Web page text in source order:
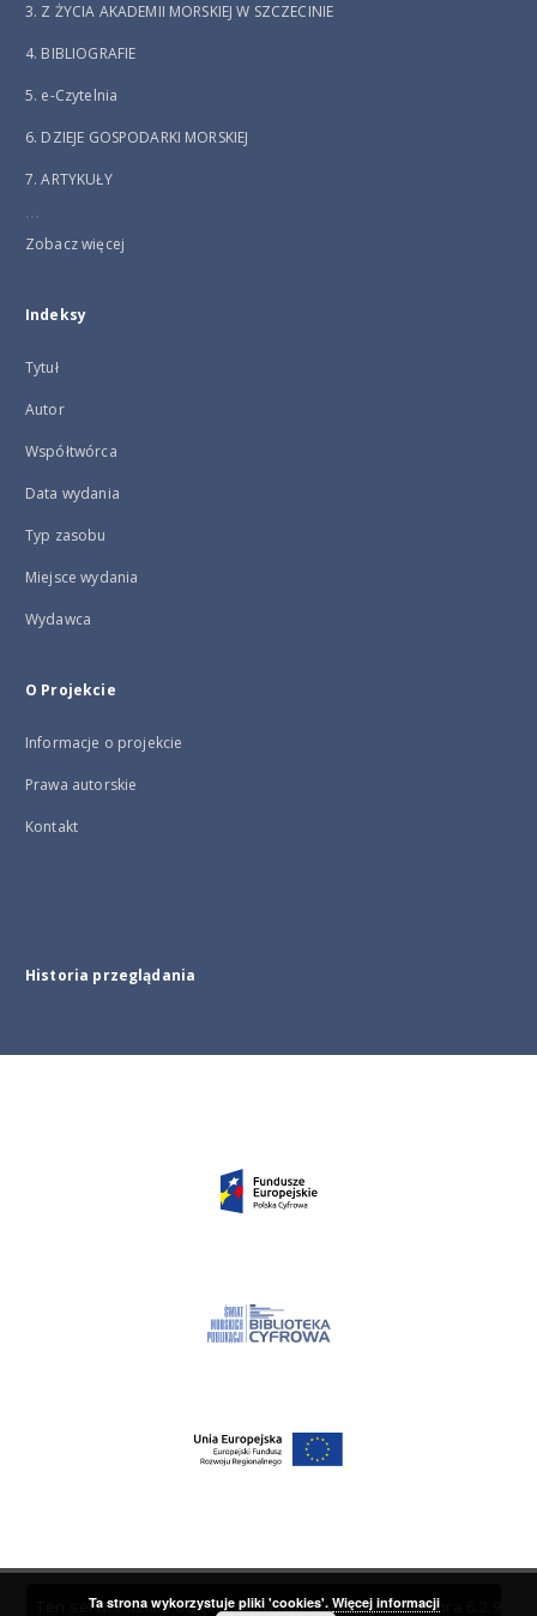
3. Z ŻYCIA AKADEMII MORSKIEJ W SZCZECINIE
4. BIBLIOGRAFIE
5. e-Czytelnia
6. DZIEJE GOSPODARKI MORSKIEJ
7. ARTYKUŁY
...
Zobacz więcej
Indeksy
Tytuł
Autor
Współtwórca
Data wydania
Typ zasobu
Miejsce wydania
Wydawca
O Projekcie
Informacje o projekcie
Prawa autorskie
Kontakt
Historia przeglądania
Ten serwis działa dzięki oprogramowaniuDInGO dLibra 6.2.9
Ta strona wykorzystuje pliki 'cookies'. Więcej informacji